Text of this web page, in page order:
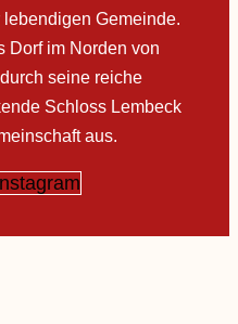
Gemeinde.
Dorf im Norden von
seine reiche
Schloss Lembeck
aus.